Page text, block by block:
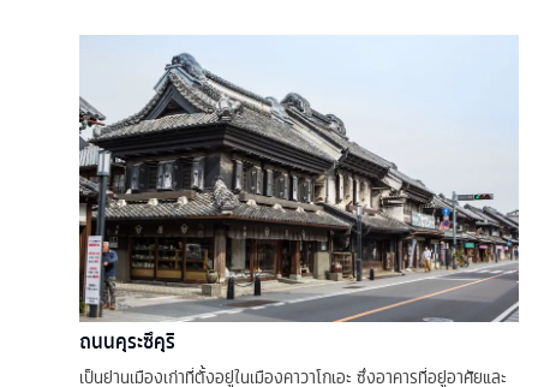
ถนนคุระซึคุริ
เป็นย่านเมืองเก่าที่ตั้งอยู่ในเมืองคาวาโกเอะ ซึ่งอาคารที่อยู่อาศัยและ